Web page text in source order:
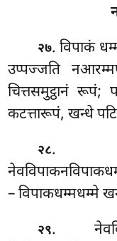
२७. विपाकं
उप्पज्जति
चित्तसमुट्ठानं
कटत्तारूपं, खन्धे
२८.
– विपाकधम्मधम्मे
२९.